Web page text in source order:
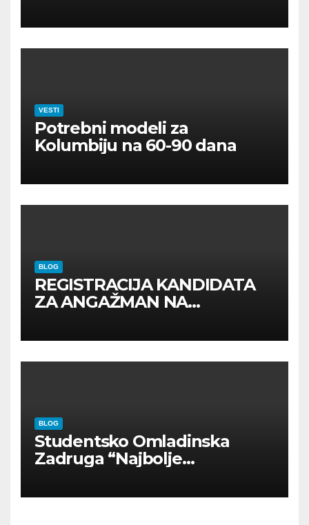
VESTI
Potrebni modeli za
Kolumbiju na 60-90 dana
BLOG
REGISTRACIJA KANDIDATA
ZA ANGAŽMAN NA
BLOG
Studentsko Omladinska
Zadruga “Najbolje